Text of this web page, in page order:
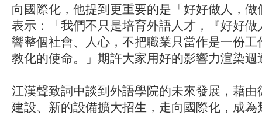
向國際化，他提到更重要的是「好好做人，
表示：「我們不只是培育外語人才，『好好做
響整個社會、人心，不把職業只當作是一份工
教化的使命。」期許大家用好的影響力渲染週
江漢聲致詞中談到外語學院的未來發展，藉由
建設、新的設備擴大招生，走向國際化，成為